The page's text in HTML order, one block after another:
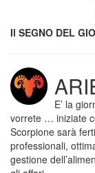
Il SEGNO DEL
E’ la
vorrete … iniziate
Scorpione sarà
professionali,
gestione